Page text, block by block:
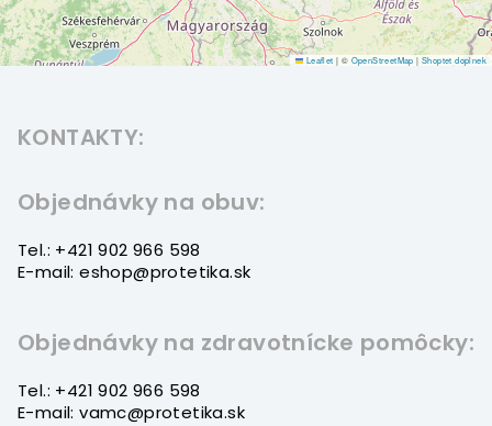
Leaflet | © OpenStreetMap | Shoptet doplnek
KONTAKTY:
Objednávky na obuv:
Tel.: +421 902 966 598
E-mail: eshop@protetika.sk
Objednávky na zdravotnícke pomôcky:
Tel.: +421 902 966 598
E-mail: vamc@protetika.sk